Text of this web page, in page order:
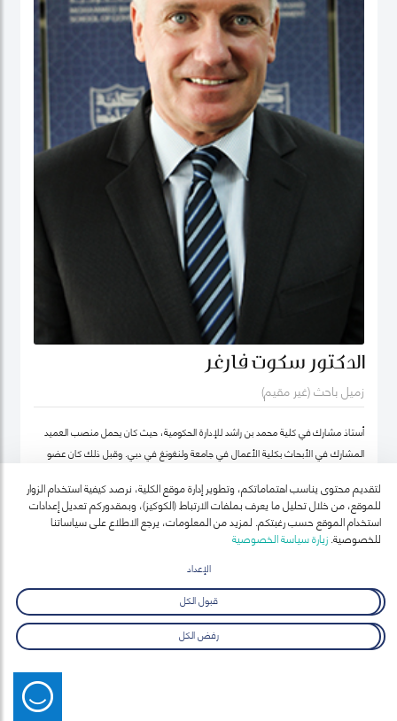
عدد من الكتب التي قام بتحريرها. كما قدم أوراقاً، وأدار جلسات حوارية في عدة مؤتمرات
الدكتور سكوت فارغر
زميل باحث (غير مقيم)
أستاذ مشارك في كلية محمد بن راشد للإدارة الحكومية، حيث كان يحمل منصب العميد
المشارك في الأبحاث بكلية الأعمال في جامعة ولنغونغ في دبي. وقبل ذلك كان عضو
نيوزيلندا لدراسات سوق العمل (معهد أبحاث العمل في نيوزيلندا حالياً).
لتقديم محتوى يناسب اهتماماتكم، وتطوير إدارة موقع الكلية، نرصد كيفية استخدام الزوار
للموقع، من خلال تحليل ما يعرف بملفات الارتباط (الكوكيز)، وبمقدوركم تعديل إعدادات
استخدام الموقع حسب رغبتكم. لمزيد من المعلومات، يرجع الاطلاع على سياساتنا
للخصوصية.زيارة سياسة الخصوصية
الإعداد
قبول الكل
رفض الكل